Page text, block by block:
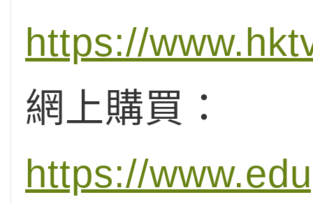
https://
網上購買：
https://